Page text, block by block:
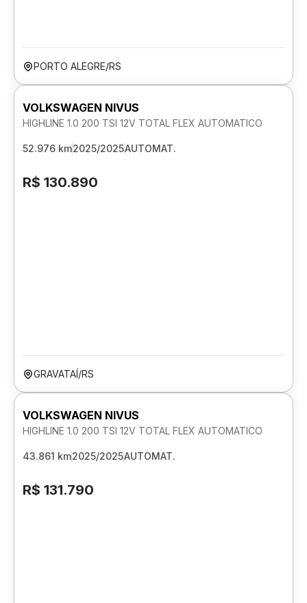
PORTO ALEGRE/RS
VOLKSWAGEN NIVUS
HIGHLINE 1.0 200 TSI 12V TOTAL FLEX AUTOMATICO
52.976 km2025/2025AUTOMAT.
R$ 130.890
GRAVATAÍ/RS
VOLKSWAGEN NIVUS
HIGHLINE 1.0 200 TSI 12V TOTAL FLEX AUTOMATICO
43.861 km2025/2025AUTOMAT.
R$ 131.790